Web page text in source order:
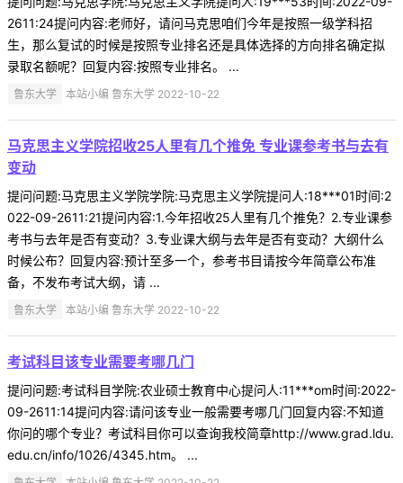
2611:24提问内容:老师好，请问马克思咱们今年是按照一级学科招
生，那么复试的时候是按照专业排名还是具体选择的方向排名确定拟
录取名额呢？回复内容:按照专业排名。 ...
鲁东大学 本站小编 鲁东大学 2022-10-22
马克思主义学院招收25人里有几个推免 专业课参考书与去有
变动
提问问题:马克思主义学院学院:马克思主义学院提问人:18***01时间:2
022-09-2611:21提问内容:1.今年招收25人里有几个推免？2.专业课参
考书与去年是否有变动？3.专业课大纲与去年是否有变动？大纲什么
时候公布？回复内容:预计至多一个，参考书目请按今年简章公布准
备，不发布考试大纲，请 ...
鲁东大学 本站小编 鲁东大学 2022-10-22
考试科目该专业需要考哪几门
提问问题:考试科目学院:农业硕士教育中心提问人:11***om时间:2022-
09-2611:14提问内容:请问该专业一般需要考哪几门回复内容:不知道
你问的哪个专业？考试科目你可以查询我校简章http://www.grad.ldu.
edu.cn/info/1026/4345.htm。 ...